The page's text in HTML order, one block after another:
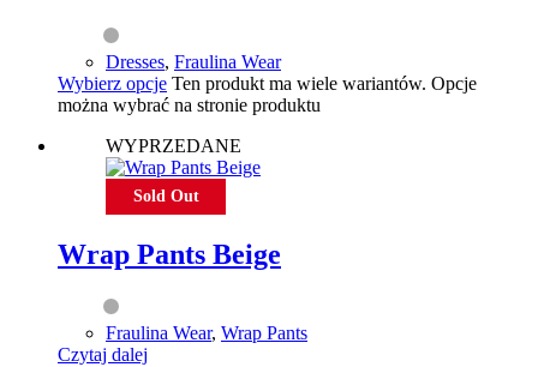
Dresses, Fraulina Wear
Wybierz opcje Ten produkt ma wiele wariantów. Opcje
można wybrać na stronie produktu
WYPRZEDANE
Sold Out
Wrap Pants Beige
Fraulina Wear, Wrap Pants
Czytaj dalej